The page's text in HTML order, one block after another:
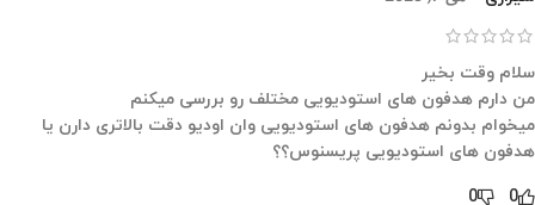
سلام وقت بخیر
من دارم هدفون های استودیویی مختلف رو بررسی میکنم
میخوام بدونم هدفون های استودیویی وان اودیو دقت بالاتری دارن یا
هدفون های استودیویی پریسنوس؟؟
0
0